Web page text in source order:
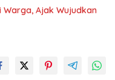
Ajak Wujudkan